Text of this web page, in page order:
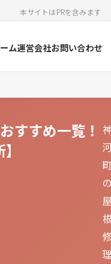
本サイトはPRを含みます
ム運営会社お問い合わせ
すすめ一覧！